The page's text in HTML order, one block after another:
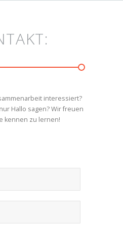
interessiert?
Hallo sagen? Wir freuen
kennen zu lernen!